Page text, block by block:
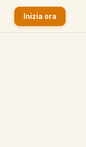
Inizia ora